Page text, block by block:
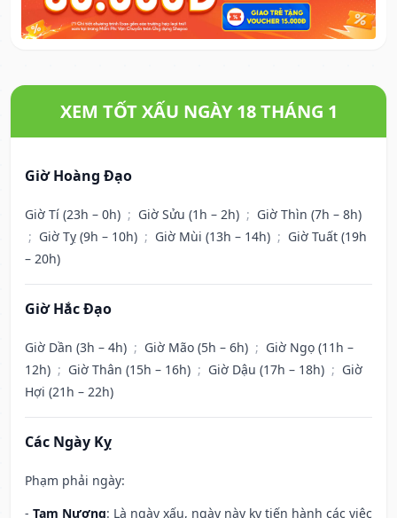
XEM TỐT XẤU NGÀY 18 THÁNG 1
Giờ Hoàng Đạo
Giờ Tí (23h – 0h) ; Giờ Sửu (1h – 2h) ; Giờ Thìn (7h – 8h)
; Giờ Tỵ (9h – 10h) ; Giờ Mùi (13h – 14h) ; Giờ Tuất (19h
– 20h)
Giờ Hắc Đạo
Giờ Dần (3h – 4h) ; Giờ Mão (5h – 6h) ; Giờ Ngọ (11h –
12h) ; Giờ Thân (15h – 16h) ; Giờ Dậu (17h – 18h) ; Giờ
Hợi (21h – 22h)
Các Ngày Kỵ
Phạm phải ngày:
- Tam Nương: Là ngày xấu, ngày này kỵ tiến hành các việc